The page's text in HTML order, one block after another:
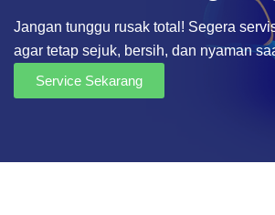
Jangan tunggu rusak total! Segera
agar tetap sejuk, bersih, dan nyaman
Service Sekarang